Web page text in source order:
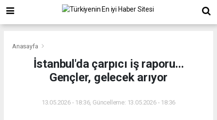
Anasayfa
İstanbul'da çarpıcı iş raporu...
Gençler, gelecek arıyor
13.05.2026 - 18:36, Güncelleme: 13.05.2026 - 18:36